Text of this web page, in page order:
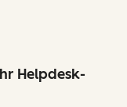
Helpdesk-